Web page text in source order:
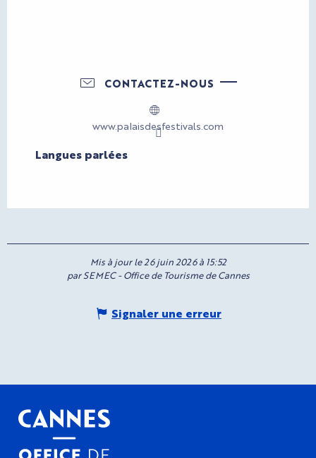
CONTACTEZ-NOUS
www.palaisdesfestivals.com
Langues parlées
Langues parlées
Mis à jour le 26 juin 2026 à 15:52
par SEMEC - Office de Tourisme de Cannes
Signaler une erreur